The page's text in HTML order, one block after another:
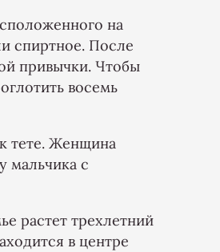
на
спиртное. После
привычки. Чтобы
восемь
тете. Женщина
мальчика с
растет трехлетний
в центре